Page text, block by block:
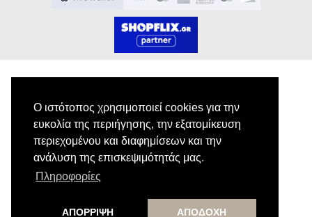
Ο ιστότοπος χρησιμοποιεί cookies για την
ευκολία της περιήγησης, την εξατομίκευση
περιεχομένου και διαφημίσεων και την
ανάλυση της επισκεψιμότητάς μας.
Πληροφορίες
ΑΠΟΡΡΙΨΗ ΑΠΟΔΟΧΗ
Εγγραφή στο Newsletter
Κάνε εγγραφή στο newsletter μας για να
λαμβάνεις αποκλειστικές προσφορές.